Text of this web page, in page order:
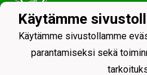
Tietosuojaseloste
Käytämme
Käytämme sivustollamme
parantamiseksi sekä